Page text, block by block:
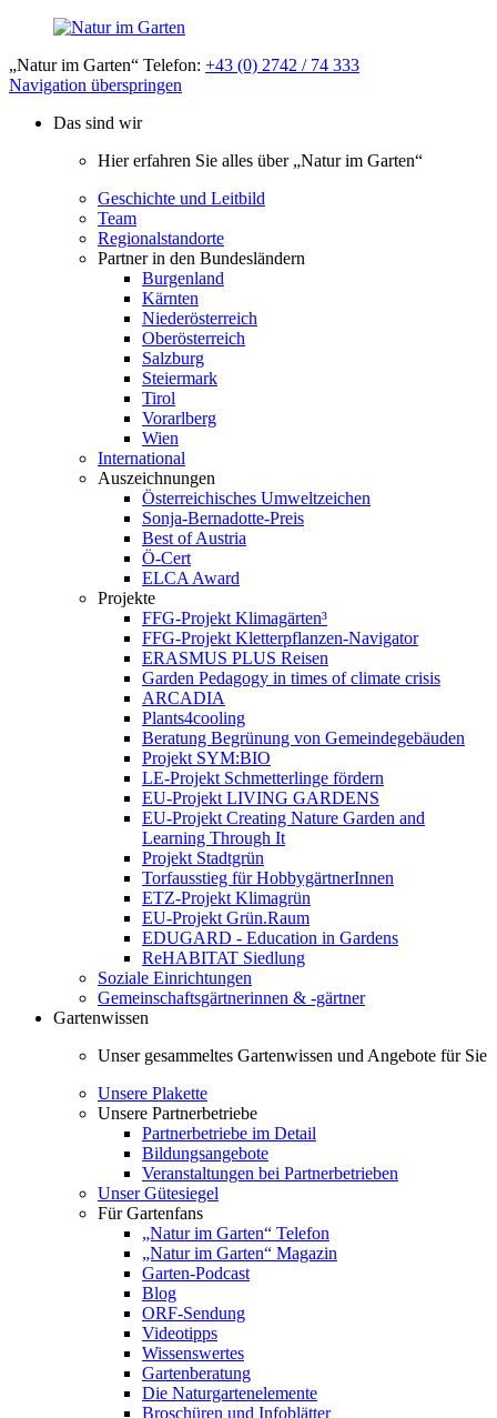
„Natur im Garten“ Telefon: +43 (0) 2742 / 74 333
Navigation überspringen
Das sind wir
Hier erfahren Sie alles über „Natur im Garten“
Geschichte und Leitbild
Team
Regionalstandorte
Partner in den Bundesländern
Burgenland
Kärnten
Niederösterreich
Oberösterreich
Salzburg
Steiermark
Tirol
Vorarlberg
Wien
International
Auszeichnungen
Österreichisches Umweltzeichen
Sonja-Bernadotte-Preis
Best of Austria
Ö-Cert
ELCA Award
Projekte
FFG-Projekt Klimagärten³
FFG-Projekt Kletterpflanzen-Navigator
ERASMUS PLUS Reisen
Garden Pedagogy in times of climate crisis
ARCADIA
Plants4cooling
Beratung Begrünung von Gemeindegebäuden
Projekt SYM:BIO
LE-Projekt Schmetterlinge fördern
EU-Projekt LIVING GARDENS
EU-Projekt Creating Nature Garden and
Learning Through It
Projekt Stadtgrün
Torfausstieg für HobbygärtnerInnen
ETZ-Projekt Klimagrün
EU-Projekt Grün.Raum
EDUGARD - Education in Gardens
ReHABITAT Siedlung
Soziale Einrichtungen
Gemeinschaftsgärtnerinnen & -gärtner
Gartenwissen
Unser gesammeltes Gartenwissen und Angebote für Sie
Unsere Plakette
Unsere Partnerbetriebe
Partnerbetriebe im Detail
Bildungsangebote
Veranstaltungen bei Partnerbetrieben
Unser Gütesiegel
Für Gartenfans
„Natur im Garten“ Telefon
„Natur im Garten“ Magazin
Garten-Podcast
Blog
ORF-Sendung
Videotipps
Wissenswertes
Gartenberatung
Die Naturgartenelemente
Broschüren und Infoblätter